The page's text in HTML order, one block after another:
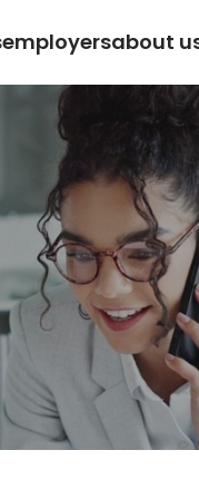
employersabout